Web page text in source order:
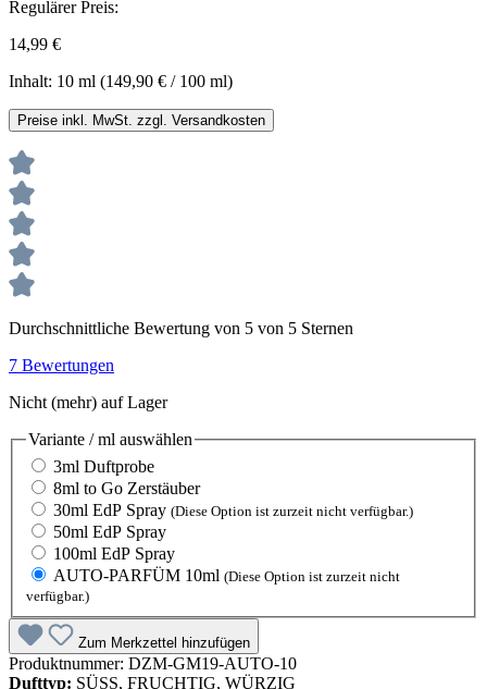
Regulärer Preis:
14,99 €
Inhalt: 10 ml (149,90 € / 100 ml)
Preise inkl. MwSt. zzgl. Versandkosten
Durchschnittliche Bewertung von 5 von 5 Sternen
7 Bewertungen
Nicht (mehr) auf Lager
Variante / ml auswählen
3ml Duftprobe
8ml to Go Zerstäuber
30ml EdP Spray (Diese Option ist zurzeit nicht verfügbar.)
50ml EdP Spray
100ml EdP Spray
AUTO-PARFÜM 10ml (Diese Option ist zurzeit nicht
verfügbar.)
Zum Merkzettel hinzufügen
Produktnummer: DZM-GM19-AUTO-10
Dufttyp: SÜSS, FRUCHTIG, WÜRZIG